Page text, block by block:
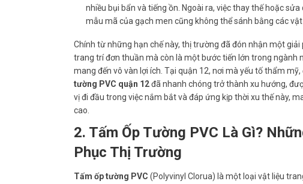
nhiều bụi bẩn và tiếng ồn. Ngoài ra, việc thay thế hoặc
mẫu mã của gạch men cũng không thể sánh bằng các vật
Chính từ những hạn chế này, thị trường đã đón nhận một giải
trang trí đơn thuần mà còn là một bước tiến lớn trong ngành
mang đến vô vàn lợi ích. Tại quận 12, nơi mà yếu tố thẩm
tường PVC quận 12đã nhanh chóng trở thành xu hướng,
vị đi đầu trong việc nắm bắt và đáp ứng kịp thời xu thế này,
cao.
2. Tấm Ốp Tường PVC Là Gì?
Phục Thị Trường
Tấm ốp tường PVC (Polyvinyl Clorua) là một loại vật liệu